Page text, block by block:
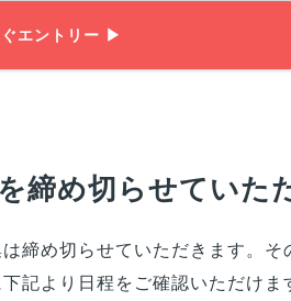
エントリー ▶
締め切らせていた
締め切らせていただきます。
記より日程をご確認いただけま